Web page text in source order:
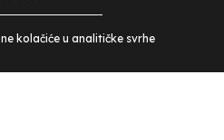
kolačiće u analitičke svrhe